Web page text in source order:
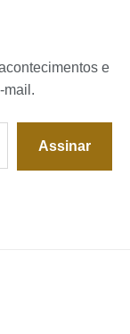
e
mail.
Assinar